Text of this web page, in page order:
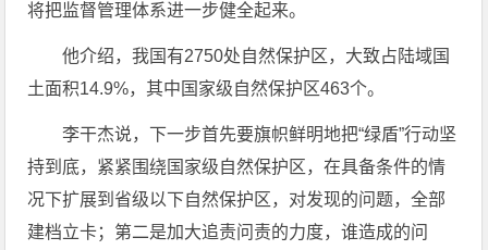
将把监督管理体系进一步健全起来。
他介绍，我国有2750处自然保护区，大致占陆域国
土面积14.9%，其中国家级自然保护区463个。
李干杰说，下一步首先要旗帜鲜明地把“绿盾”行动坚
持到底，紧紧围绕国家级自然保护区，在具备条件的情
况下扩展到省级以下自然保护区，对发现的问题，全部
建档立卡；第二是加大追责问责的力度，谁造成的问